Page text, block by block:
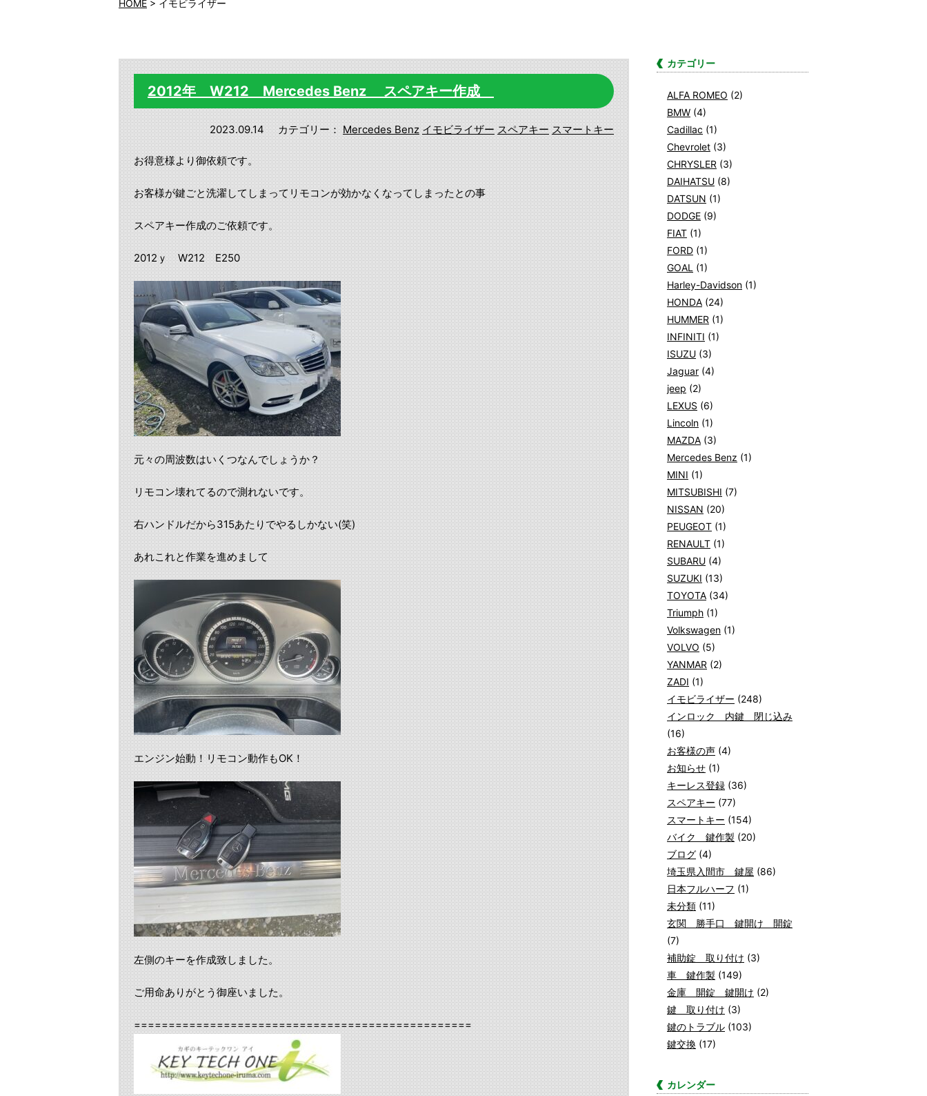
HOME > イモビライザー
2012年 W212 Mercedes Benz スペアキー作成
2023.09.14 カテゴリー： Mercedes Benz イモビライザー スペアキー スマートキー
お得意様より御依頼です。
お客様が鍵ごと洗濯してしまってリモコンが効かなくなってしまったとの事
スペアキー作成のご依頼です。
2012ｙ W212 E250
元々の周波数はいくつなんでしょうか？
リモコン壊れてるので測れないです。
右ハンドルだから315あたりでやるしかない(笑)
あれこれと作業を進めまして
エンジン始動！リモコン動作もOK！
左側のキーを作成致しました。
ご用命ありがとう御座いました。
=================================================
カテゴリー
ALFA ROMEO (2)
BMW (4)
Cadillac (1)
Chevrolet (3)
CHRYSLER (3)
DAIHATSU (8)
DATSUN (1)
DODGE (9)
FIAT (1)
FORD (1)
GOAL (1)
Harley-Davidson (1)
HONDA (24)
HUMMER (1)
INFINITI (1)
ISUZU (3)
Jaguar (4)
jeep (2)
LEXUS (6)
Lincoln (1)
MAZDA (3)
Mercedes Benz (1)
MINI (1)
MITSUBISHI (7)
NISSAN (20)
PEUGEOT (1)
RENAULT (1)
SUBARU (4)
SUZUKI (13)
TOYOTA (34)
Triumph (1)
Volkswagen (1)
VOLVO (5)
YANMAR (2)
ZADI (1)
イモビライザー (248)
インロック 内鍵 閉じ込み
(16)
お客様の声 (4)
お知らせ (1)
キーレス登録 (36)
スペアキー (77)
スマートキー (154)
バイク 鍵作製 (20)
ブログ (4)
埼玉県入間市 鍵屋 (86)
日本フルハーフ (1)
未分類 (11)
玄関 勝手口 鍵開け 開錠
(7)
補助錠 取り付け (3)
車 鍵作製 (149)
金庫 開錠 鍵開け (2)
鍵 取り付け (3)
鍵のトラブル (103)
鍵交換 (17)
カレンダー